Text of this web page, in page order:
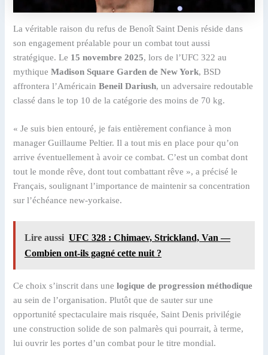
La véritable raison du refus de Benoît Saint Denis réside dans
son engagement préalable pour un combat tout aussi
stratégique. Le 15 novembre 2025, lors de l’UFC 322 au
mythiqueMadison Square Garden de New York, BSD
affrontera l’AméricainBeneil Dariush, un adversaire redoutable
classé dans le top 10 de la catégorie des moins de 70 kg.
« Je suis bien entouré, je fais entièrement confiance à mon
manager Guillaume Peltier. Il a tout mis en place pour qu’on
arrive éventuellement à avoir ce combat. C’est un combat dont
tout le monde rêve, dont tout combattant rêve », a précisé le
Français, soulignant l’importance de maintenir sa concentration
sur l’échéance new-yorkaise.
Lire aussi UFC 328 : Chimaev, Strickland, Van —
Combien ont-ils gagné cette nuit ?
Ce choix s’inscrit dans unelogique de progression méthodique
au sein de l’organisation. Plutôt que de sauter sur une
opportunité spectaculaire mais risquée, Saint Denis privilégie
une construction solide de son palmarès qui pourrait, à terme,
lui ouvrir les portes d’un combat pour le titre mondial.